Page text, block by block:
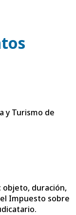
y Turismo de
objeto, duración,
Impuesto sobre